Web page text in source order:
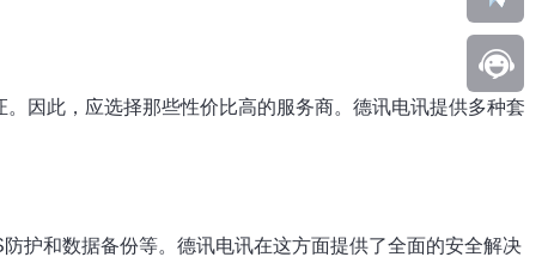
因此，应选择那些性价比高的服务商。德讯电讯提供多种套
护和数据备份等。德讯电讯在这方面提供了全面的安全解决